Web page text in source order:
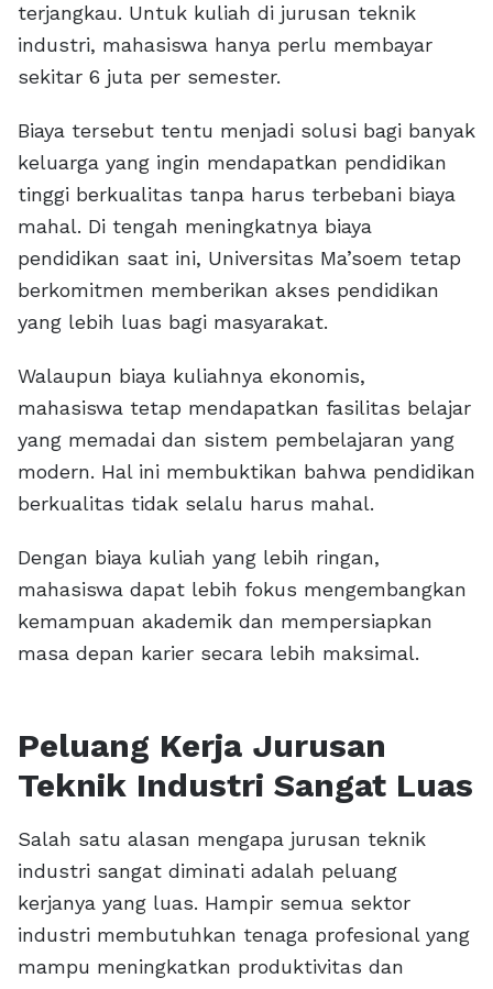
terjangkau. Untuk kuliah di jurusan teknik
industri, mahasiswa hanya perlu membayar
sekitar 6 juta per semester.
Biaya tersebut tentu menjadi solusi bagi banyak
keluarga yang ingin mendapatkan pendidikan
tinggi berkualitas tanpa harus terbebani biaya
mahal. Di tengah meningkatnya biaya
pendidikan saat ini, Universitas Ma’soem tetap
berkomitmen memberikan akses pendidikan
yang lebih luas bagi masyarakat.
Walaupun biaya kuliahnya ekonomis,
mahasiswa tetap mendapatkan fasilitas belajar
yang memadai dan sistem pembelajaran yang
modern. Hal ini membuktikan bahwa pendidikan
berkualitas tidak selalu harus mahal.
Dengan biaya kuliah yang lebih ringan,
mahasiswa dapat lebih fokus mengembangkan
kemampuan akademik dan mempersiapkan
masa depan karier secara lebih maksimal.
Peluang Kerja Jurusan
Teknik Industri Sangat Luas
Salah satu alasan mengapa jurusan teknik
industri sangat diminati adalah peluang
kerjanya yang luas. Hampir semua sektor
industri membutuhkan tenaga profesional yang
mampu meningkatkan produktivitas dan